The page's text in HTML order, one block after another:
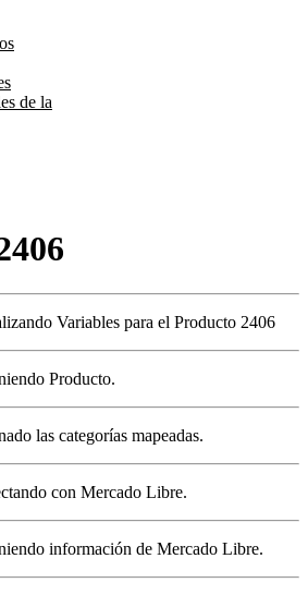
de la
Variables para el Producto 2406
Producto.
las categorías mapeadas.
con Mercado Libre.
información de Mercado Libre.